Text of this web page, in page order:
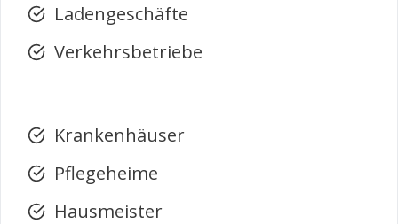
Ladengeschäfte
Verkehrsbetriebe
Krankenhäuser
Pflegeheime
Hausmeister